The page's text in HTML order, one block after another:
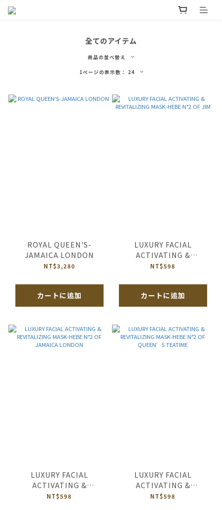
全てのアイテム
商品の並べ替え
1ページの表示数： 24
ROYAL QUEEN'S-
JAMAICA LONDON
NT$3,280
カートに追加
LUXURY FACIAL
ACTIVATING &
REVITALIZING MASK-
NT$598
カートに追加
LUXURY FACIAL
ACTIVATING &
REVITALIZING MASK-
NT$598
LUXURY FACIAL
ACTIVATING &
REVITALIZING MASK-
NT$598